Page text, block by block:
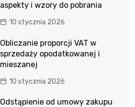
aspekty i wzory do pobrania
10 stycznia 2026
Obliczanie proporcji VAT w
sprzedaży opodatkowanej i
mieszanej
10 stycznia 2026
Odstąpienie od umowy zakupu